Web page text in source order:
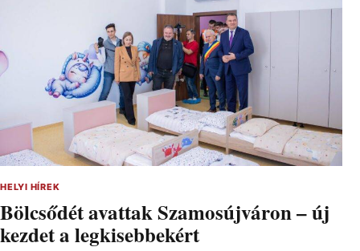
HELYI HÍREK
Bölcsődét avattak Szamosújváron – új
kezdet a legkisebbekért